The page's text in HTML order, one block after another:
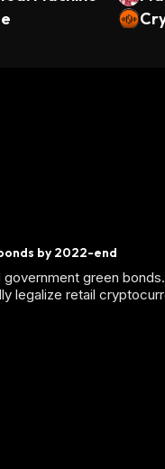
by 2022-end
green
legalize retail